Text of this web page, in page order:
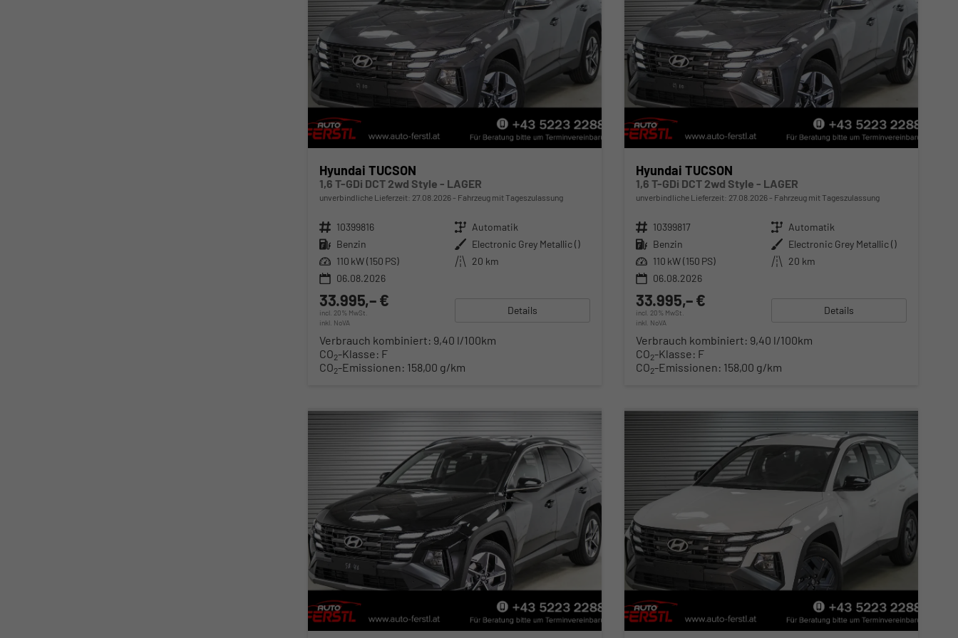
Hyundai TUCSON
1,6 T-GDi DCT 2wd Style - LAGER
unverbindliche Lieferzeit: 27.08.2026 Fahrzeug mit Tageszulassung
Fahrzeugnr. 10399816 Getriebe Automatik
Kraftstoff Benzin Außenfarbe Electronic Grey Metallic ()
Leistung 110 kW (150 PS) Kilometerstand 20 km
06.08.2026
33.995,– €
incl. 20% MwSt.
inkl. NoVA
Details
Verbrauch kombiniert: 9,40 l/100km
CO2-Klasse: F
CO2-Emissionen: 158,00 g/km
Hyundai TUCSON
1,6 T-GDi DCT 2wd Style - LAGER
unverbindliche Lieferzeit: 27.08.2026 Fahrzeug mit Tageszulassung
Fahrzeugnr. 10399817 Getriebe Automatik
Kraftstoff Benzin Außenfarbe Electronic Grey Metallic ()
Leistung 110 kW (150 PS) Kilometerstand 20 km
06.08.2026
33.995,– €
incl. 20% MwSt.
inkl. NoVA
Details
Verbrauch kombiniert: 9,40 l/100km
CO2-Klasse: F
CO2-Emissionen: 158,00 g/km